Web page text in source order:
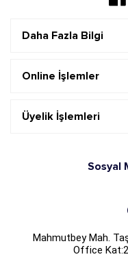
Daha Fazla Bilgi
Online İşlemler
Üyelik İşlemleri
Sosyal
Mahmutbey Mah.
Office